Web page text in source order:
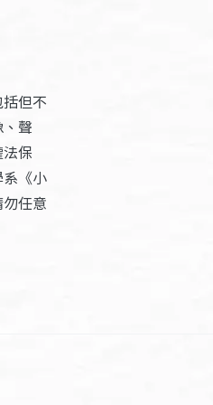
但不
聲
保
《小
任意